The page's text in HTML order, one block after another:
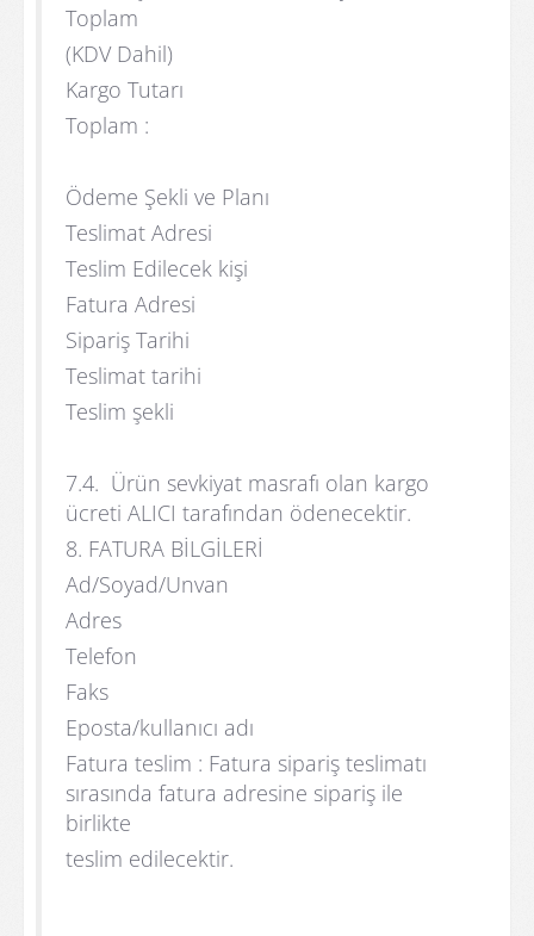
Toplam
(KDV Dahil)
Kargo Tutarı
Toplam :
Ödeme Şekli ve Planı
Teslimat Adresi
Teslim Edilecek kişi
Fatura Adresi
Sipariş Tarihi
Teslimat tarihi
Teslim şekli
7.4. Ürün sevkiyat masrafı olan kargo
ücreti ALICI tarafından ödenecektir.
8. FATURA BİLGİLERİ
Ad/Soyad/Unvan
Adres
Telefon
Faks
Eposta/kullanıcı adı
Fatura teslim : Fatura sipariş teslimatı
sırasında fatura adresine sipariş ile
birlikte
teslim edilecektir.